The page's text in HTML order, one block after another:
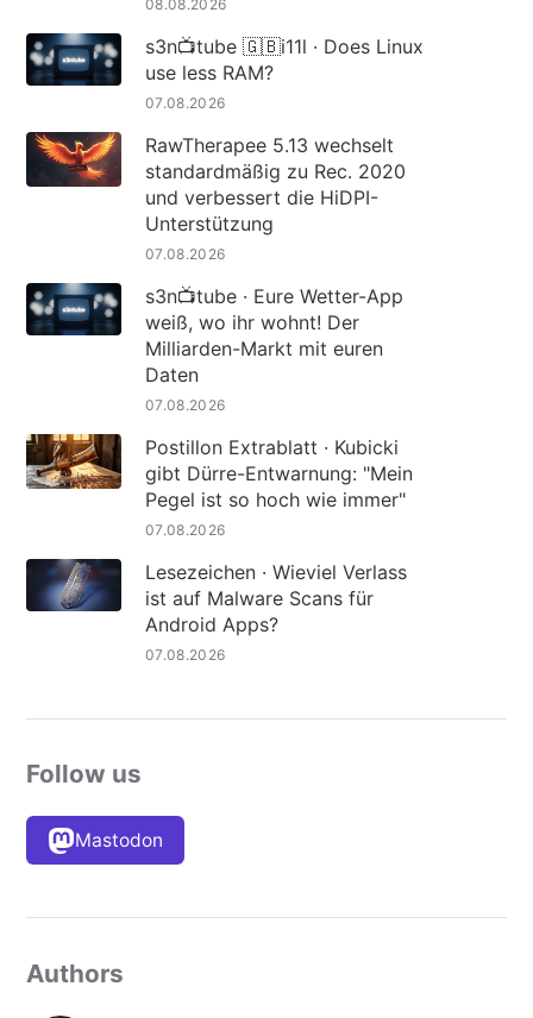
08.08.2026
s3n📺tube 🇬🇧i11l · Does Linux
use less RAM?
07.08.2026
RawTherapee 5.13 wechselt
standardmäßig zu Rec. 2020
und verbessert die HiDPI-
Unterstützung
07.08.2026
s3n📺tube · Eure Wetter-App
weiß, wo ihr wohnt! Der
Milliarden-Markt mit euren
Daten
07.08.2026
Postillon Extrablatt · Kubicki
gibt Dürre-Entwarnung: "Mein
Pegel ist so hoch wie immer"
07.08.2026
Lesezeichen · Wieviel Verlass
ist auf Malware Scans für
Android Apps?
07.08.2026
Follow us
Mastodon
Authors